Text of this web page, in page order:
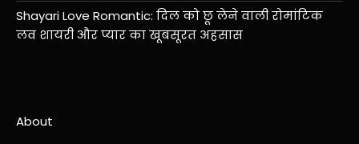
Shayari Love Romantic: दिल को छू लेने वाली रोमांटिक
लव शायरी और प्यार का खूबसूरत अहसास
About